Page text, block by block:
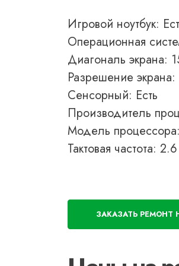
Игровой ноутбук:
Операционная
Диагональ экрана:
Разрешение
Сенсорный: Есть
Производитель
Модель
Тактовая частота:
ЗАКАЗАТЬ РЕМОНТ